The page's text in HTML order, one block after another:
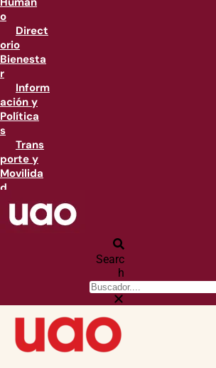
o
Direct
orio
Bienesta
r
Inform
ación y
Política
s
Trans
porte y
Movilida
d
Searc
h